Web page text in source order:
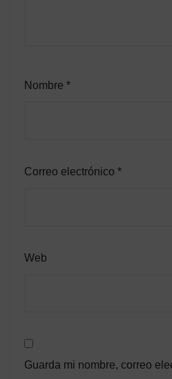
Nombre *
Correo electrónico *
Web
Guarda mi nombre, correo